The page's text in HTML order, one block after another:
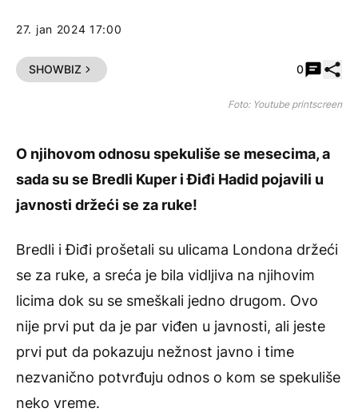
27. jan 2024 17:00
SHOWBIZ 0
Foto: Youtube printscreen
O njihovom odnosu spekuliše se mesecima, a
sada su se Bredli Kuper i Điđi Hadid pojavili u
javnosti držeći se za ruke!
Bredli i Điđi prošetali su ulicama Londona držeći
se za ruke, a sreća je bila vidljiva na njihovim
licima dok su se smeškali jedno drugom. Ovo
nije prvi put da je par viđen u javnosti, ali jeste
prvi put da pokazuju nežnost javno i time
nezvanično potvrđuju odnos o kom se spekuliše
neko vreme.